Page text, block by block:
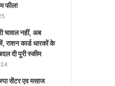
फील!
चावल नहीं, अब
राशन कार्ड धारकों के
दी पूरी स्कीम
सेंटर एव मसाज